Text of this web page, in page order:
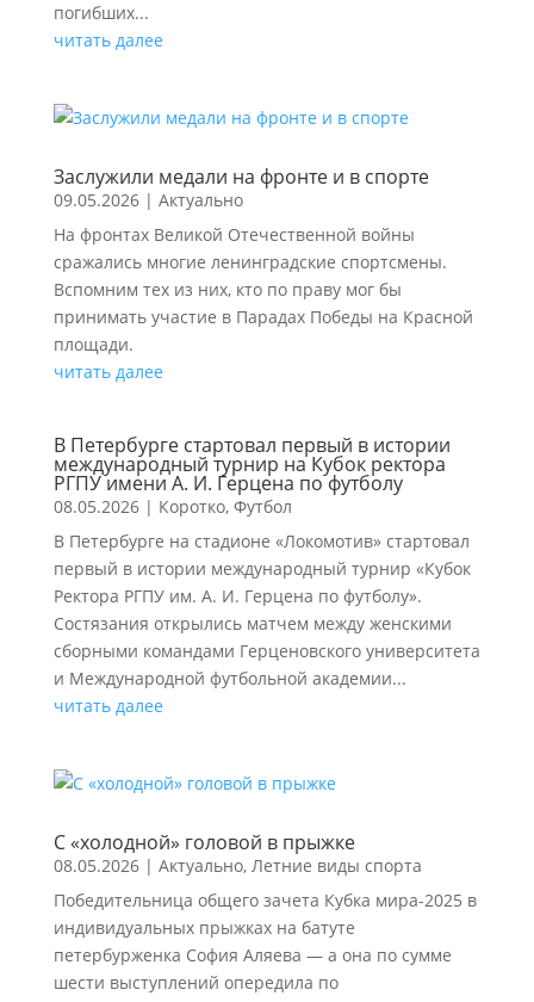
погибших...
читать далее
Заслужили медали на фронте и в спорте
09.05.2026| Актуально
На фронтах Великой Отечественной войны
сражались многие ленинградские спортсмены.
Вспомним тех из них, кто по праву мог бы
принимать участие в Парадах Победы на Красной
площади.
читать далее
В Петербурге стартовал первый в истории
международный турнир на Кубок ректора
РГПУ имени А. И. Герцена по футболу
08.05.2026| Коротко, Футбол
В Петербурге на стадионе «Локомотив» стартовал
первый в истории международный турнир «Кубок
Ректора РГПУ им. А. И. Герцена по футболу».
Состязания открылись матчем между женскими
сборными командами Герценовского университета
и Международной футбольной академии...
читать далее
С «холодной» головой в прыжке
08.05.2026| Актуально, Летние виды спорта
Победительница общего зачета Кубка мира-2025 в
индивидуальных прыжках на батуте
петербурженка София Аляева — а она по сумме
шести выступлений опередила по